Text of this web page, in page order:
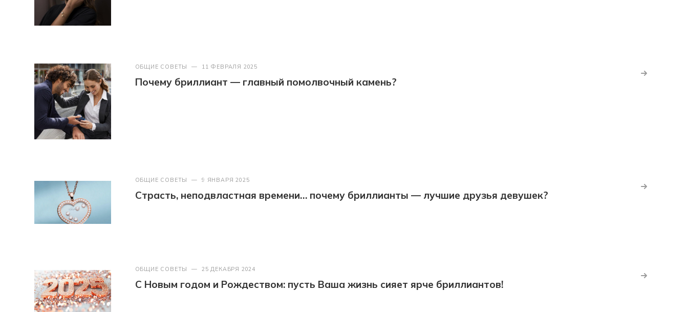
ОБЩИЕ СОВЕТЫ — 11 ФЕВРАЛЯ 2025
Почему бриллиант — главный помолвочный камень?
ОБЩИЕ СОВЕТЫ — 9 ЯНВАРЯ 2025
Страсть, неподвластная времени… почему бриллианты — лучшие друзья девушек?
ОБЩИЕ СОВЕТЫ — 25 ДЕКАБРЯ 2024
С Новым годом и Рождеством: пусть Ваша жизнь сияет ярче бриллиантов!